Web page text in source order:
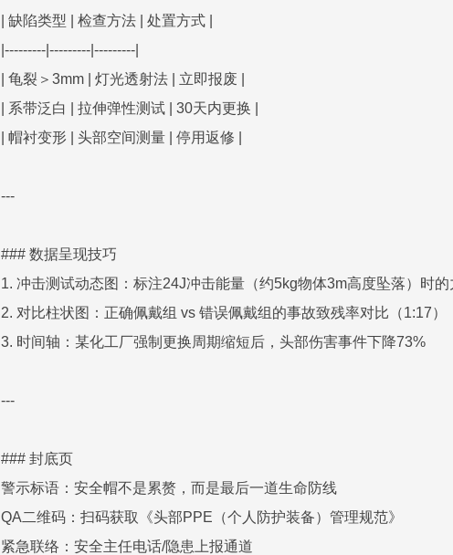
| 缺陷类型 | 检查方法 | 处置方式 |
|---------|---------|---------|
| 龟裂＞3mm | 灯光透射法 | 立即报废 |
| 系带泛白 | 拉伸弹性测试 | 30天内更换 |
| 帽衬变形 | 头部空间测量 | 停用返修 |
---
### 数据呈现技巧
1. 冲击测试动态图：标注24J冲击能量（约5kg物体3m高度坠落）时
2. 对比柱状图：正确佩戴组 vs 错误佩戴组的事故致残率对比（1:17）
3. 时间轴：某化工厂强制更换周期缩短后，头部伤害事件下降73%
---
### 封底页
警示标语：安全帽不是累赘，而是最后一道生命防线
QA二维码：扫码获取《头部PPE（个人防护装备）管理规范》
紧急联络：安全主任电话/隐患上报通道